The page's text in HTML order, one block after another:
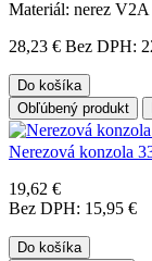
Materiál: nerez
28,23 € Bez DPH:
Do košíka
Obľúbený produkt
Nerezová konzola
19,62 €
Bez DPH: 15,95 €
Do košíka